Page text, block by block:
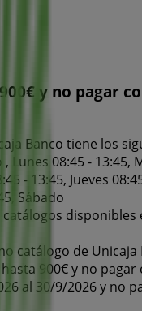
y no pagar
Banco tiene los
Lunes 08:45 - 13:45,
- 13:45, Jueves
Sábado
disponibles
catálogo de Unicaja
900€ y no
al 30/9/2026 y no